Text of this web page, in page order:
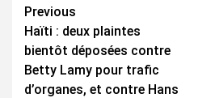
Continue
Reading
Previous
Haïti : deux plaintes
bientôt déposées contre
Betty Lamy pour trafic
d’organes, et contre Hans